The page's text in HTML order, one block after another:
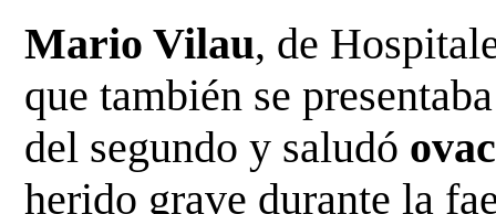
Mario Vilau, de
que también se
del segundo y saludó
herido grave durante la